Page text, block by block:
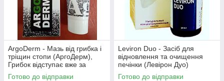
ArgoDerm - Мазь від грибка і
тріщин стопи (АргоДерм),
Грибок відступає вже за
місяць
Готово до відправки
Leviron Duo - Засіб для
відновлення та очищення
печінки (Левірон Дуо)
Готово до відправки